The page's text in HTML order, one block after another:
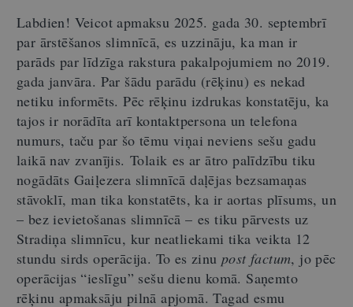
Labdien! Veicot apmaksu 2025. gada 30. septembrī
par ārstēšanos slimnīcā, es uzzināju, ka man ir
parāds par līdzīga rakstura pakalpojumiem no 2019.
gada janvāra. Par šādu parādu (rēķinu) es nekad
netiku informēts. Pēc rēķinu izdrukas konstatēju, ka
tajos ir norādīta arī kontaktpersona un telefona
numurs, taču par šo tēmu viņai neviens sešu gadu
laikā nav zvanījis. Tolaik es ar ātro palīdzību tiku
nogādāts Gaiļezera slimnīcā daļējas bezsamaņas
stāvoklī, man tika konstatēts, ka ir aortas plīsums, un
– bez ievietošanas slimnīcā – es tiku pārvests uz
Stradiņa slimnīcu, kur neatliekami tika veikta 12
stundu sirds operācija. To es zinu post factum, jo pēc
operācijas “ieslīgu” sešu dienu komā. Saņemto
rēķinu apmaksāju pilnā apjomā. Tagad esmu